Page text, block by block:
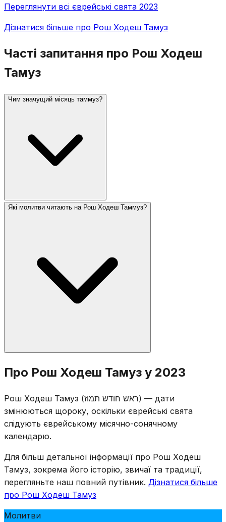
Переглянути всі єврейські свята 2023
Дізнатися більше про Рош Ходеш Тамуз
Часті запитання про Рош Ходеш
Тамуз
Чим значущий місяць таммуз?
традицією, гріх золотого тельця та розбиття
Мойсеєм перших скрижалей відбулися протягом
Які молитви читають на Рош Ходеш Таммуз?
Читаються стандартні молитви Рош Ходеш:
половинний Халель, Яале ве-Яво, читання Тори та
Мусаф. Хоча сам Рош Ходеш є радісним днем,
громада усвідомлює, що урочистий період Трьох
тижнів починається пізніше цього місяця, 17-го
таммуза.
Про Рош Ходеш Тамуз у 2023
Рош Ходеш Тамуз (ראש חודש תמוז) — дати
змінюються щороку, оскільки єврейські свята
слідують єврейському місячно-сонячному
календарю.
Для більш детальної інформації про Рош Ходеш
Тамуз, зокрема його історію, звичаї та традиції,
перегляньте наш повний путівник. Дізнатися більше
про Рош Ходеш Тамуз
Молитви